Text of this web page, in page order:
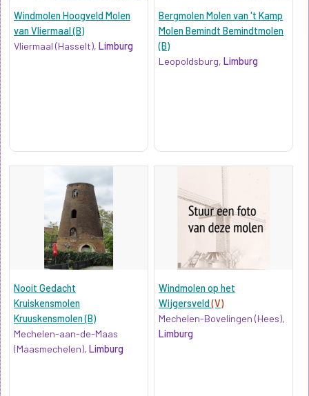
Windmolen Hoogveld Molen
van Vliermaal (B)
Vliermaal (Hasselt), Limburg
Bergmolen Molen van 't Kamp
Molen Bemindt Bemindtmolen
(B)
Leopoldsburg,Limburg
Nooit Gedacht
Kruiskensmolen
Kruuskensmolen (B)
Mechelen-aan-de-Maas
(Maasmechelen), Limburg
Windmolen op het
Wijgersveld(V)
Mechelen-Bovelingen (Hees),
Limburg